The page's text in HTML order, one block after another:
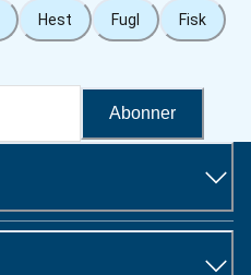
Hest Fugl Fisk
Abonner